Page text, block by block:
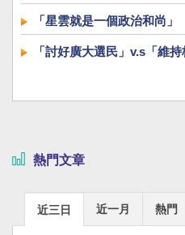
「星雲就是一個政治和尚」
「討好廣大選民」v.s「維持
熱門文章
近三日 近一月 熱門